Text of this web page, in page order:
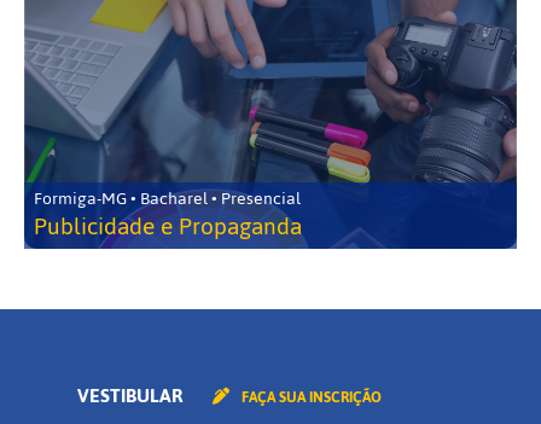
Formiga-MG • Bacharel • Presencial
Publicidade e Propaganda
VESTIBULAR FAÇA SUA INSCRIÇÃO